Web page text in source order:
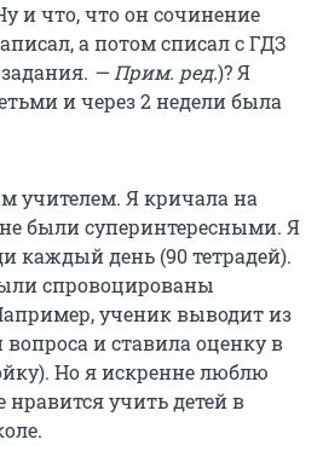
и что, что он сочинение
а потом списал с ГДЗ
— Прим. ред.)? Я
и через 2 недели была
учителем. Я кричала на
были суперинтересными. Я
каждый день (90 тетрадей).
спровоцированы
ученик выводит из
вопроса и ставила оценку в
Но я искренне люблю
учить детей в